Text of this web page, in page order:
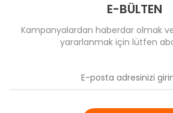
E-BÜLTEN
Kampanyalardan haberdar olmak
yararlanmak için lütfen